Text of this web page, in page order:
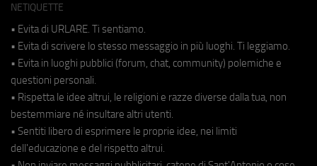
NETIQUETTE
• Evita di URLARE. Ti sentiamo.
• Evita di scrivere lo stesso messaggio in più luoghi. Ti leggiamo.
• Evita in luoghi pubblici (forum, chat, community) polemiche e
questioni personali.
• Rispetta le idee altrui, le religioni e razze diverse dalla tua, non
bestemmiare né insultare altri utenti.
• Sentiti libero di esprimere le proprie idee, nei limiti
dell'educazione e del rispetto altrui.